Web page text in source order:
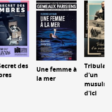
des
Une femme à
la mer
d'un
d'ici